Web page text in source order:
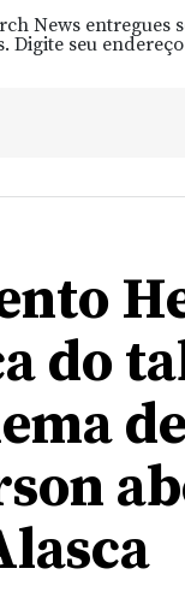
News
Digite seu
do